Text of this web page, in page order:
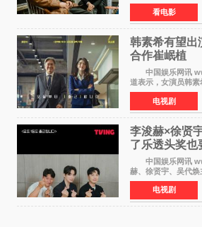
悚电影《坏中尉：东
拉拉&times;哈威·
沃纳·赫
看电影
韩素希有望出
合作崔岷植
中国娱乐网讯 www
道表示，女演员韩素
回归荧幕，合作前
表示，演员韩素希
划》的拍摄工
电视剧
李浚赫×徐贤
了乐透头奖也
TVING先网后
中国娱乐网讯
赫、徐贤宇、吴代
透头奖也要上班》定
14日起登陆tvN月火
模式。 本剧改
电视剧